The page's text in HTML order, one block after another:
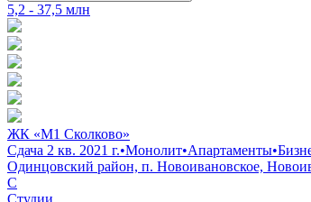
5,2 - 37,5 млн
ЖК «М1 Сколково»
Сдача 2 кв. 2021 г.•Монолит•Апартаменты•
Одинцовский район, п. Новоивановское,
C
Студии